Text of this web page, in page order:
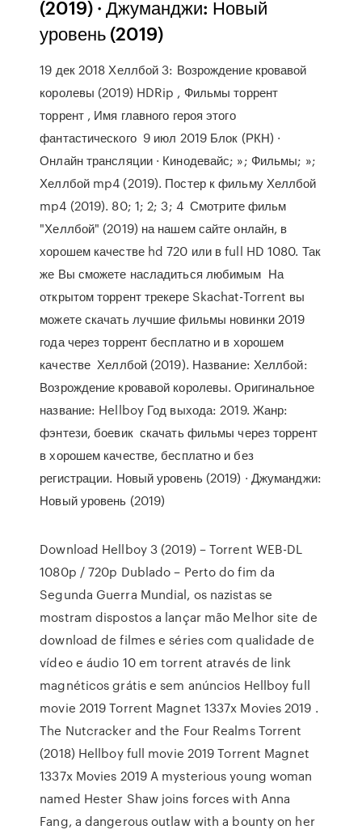
(2019) · Джуманджи: Новый
уровень (2019)
19 дек 2018 Хеллбой 3: Возрождение кровавой
королевы (2019) HDRip , Фильмы торрент
торрент , Имя главного героя этого
фантастического 9 июл 2019 Блок (РКН) ·
Онлайн трансляции · Кинодевайс; »; Фильмы; »;
Хеллбой mp4 (2019). Постер к фильму Хеллбой
mp4 (2019). 80; 1; 2; 3; 4 Смотрите фильм
"Хеллбой" (2019) на нашем сайте онлайн, в
хорошем качестве hd 720 или в full HD 1080. Так
же Вы сможете насладиться любимым На
открытом торрент трекере Skachat-Torrent вы
можете скачать лучшие фильмы новинки 2019
года через торрент бесплатно и в хорошем
качестве Хеллбой (2019). Название: Хеллбой:
Возрождение кровавой королевы. Оригинальное
название: Hellboy Год выхода: 2019. Жанр:
фэнтези, боевик скачать фильмы через торрент
в хорошем качестве, бесплатно и без
регистрации. Новый уровень (2019) · Джуманджи:
Новый уровень (2019)
Download Hellboy 3 (2019) – Torrent WEB-DL
1080p / 720p Dublado – Perto do fim da
Segunda Guerra Mundial, os nazistas se
mostram dispostos a lançar mão Melhor site de
download de filmes e séries com qualidade de
vídeo e áudio 10 em torrent através de link
magnéticos grátis e sem anúncios Hellboy full
movie 2019 Torrent Magnet 1337x Movies 2019 .
The Nutcracker and the Four Realms Torrent
(2018) Hellboy full movie 2019 Torrent Magnet
1337x Movies 2019 A mysterious young woman
named Hester Shaw joins forces with Anna
Fang, a dangerous outlaw with a bounty on her